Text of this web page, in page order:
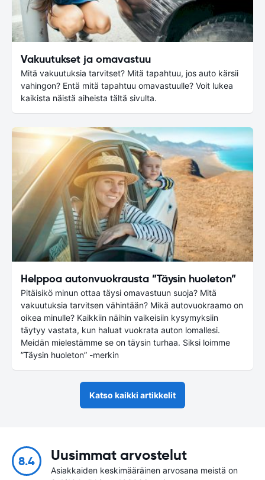
Vakuutukset ja omavastuu
Mitä vakuutuksia tarvitset? Mitä tapahtuu, jos auto kärsii
vahingon? Entä mitä tapahtuu omavastuulle? Voit lukea
kaikista näistä aiheista tältä sivulta.
Helppoa autonvuokrausta ”Täysin huoleton”
Pitäisikö minun ottaa täysi omavastuun suoja? Mitä
vakuutuksia tarvitsen vähintään? Mikä autovuokraamo on
oikea minulle? Kaikkiin näihin vaikeisiin kysymyksiin
täytyy vastata, kun haluat vuokrata auton lomallesi.
Meidän mielestämme se on täysin turhaa. Siksi loimme
”Täysin huoleton” -merkin
Katso kaikki artikkelit
8.4 Uusimmat arvostelut
Asiakkaiden keskimääräinen arvosana meistä on